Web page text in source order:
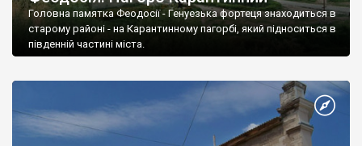
Головна памятка Феодосії - Генуезька фортеця знаходиться в
старому районі - на Карантинному пагорбі, який підноситься в
південній частині міста.